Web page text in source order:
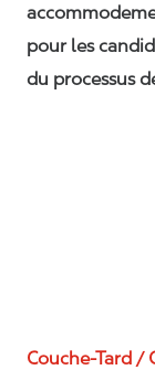
pour les
du processus
Couche-Tard /